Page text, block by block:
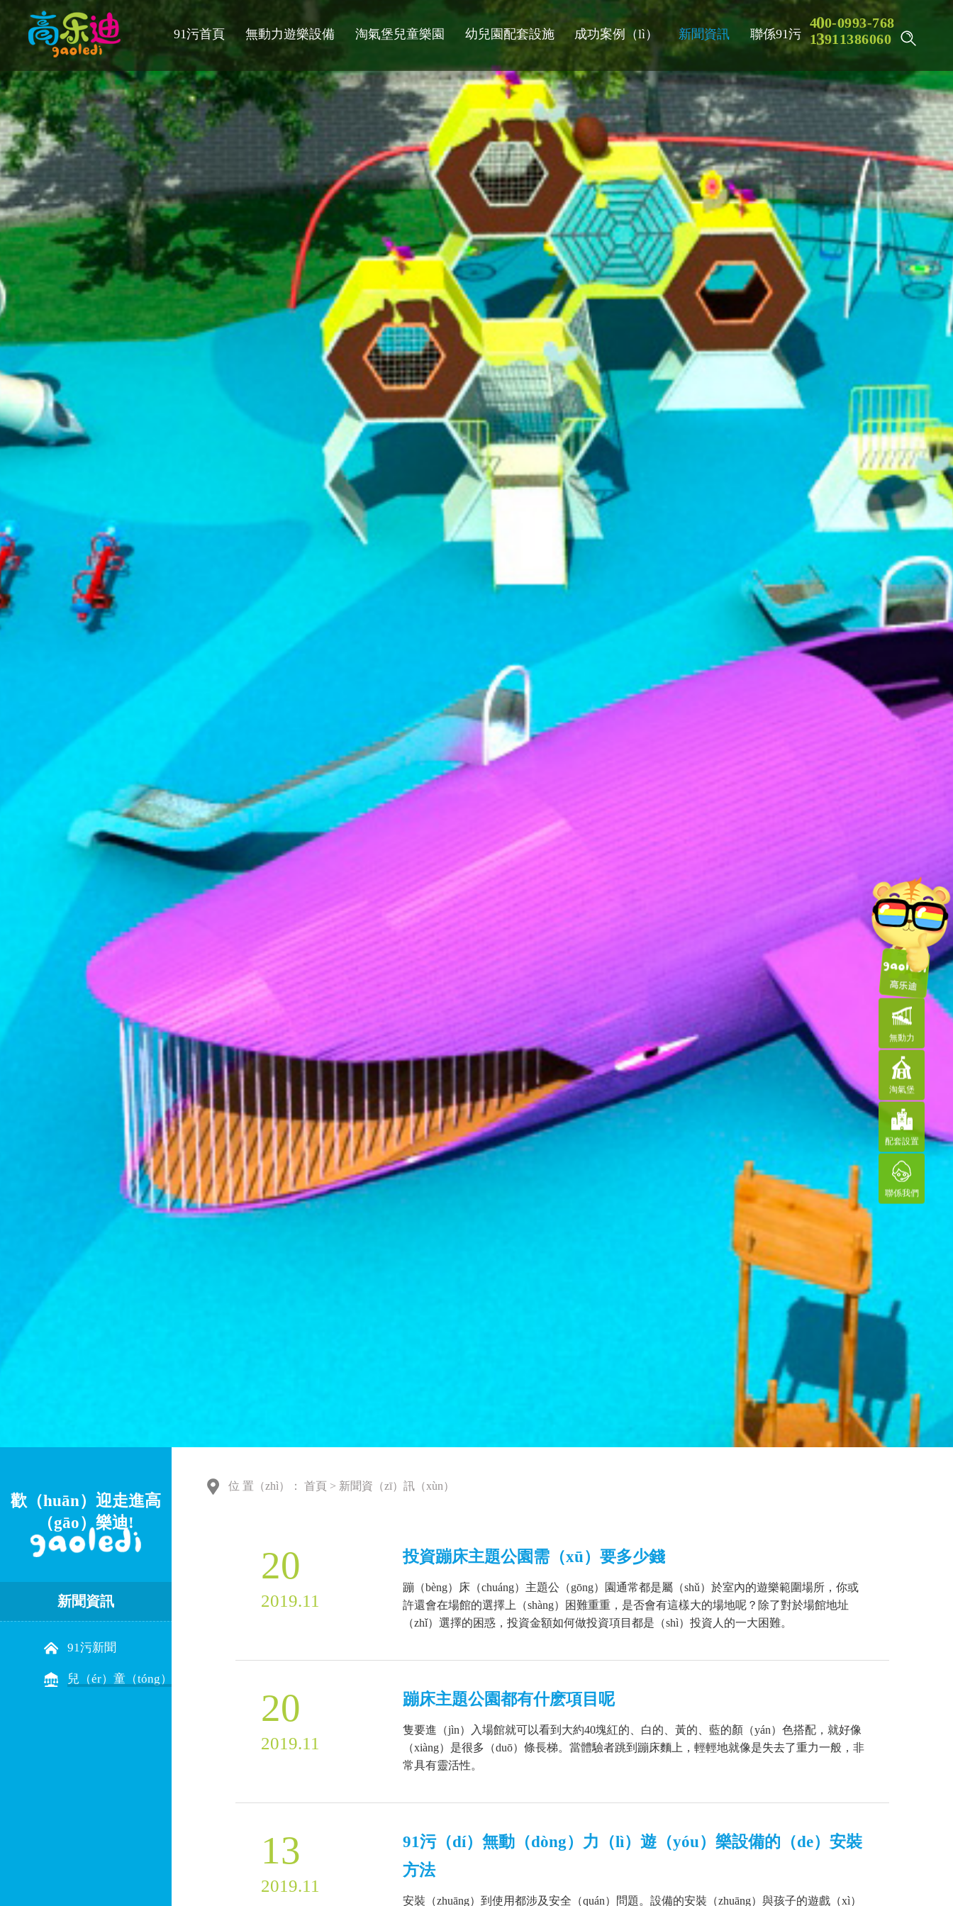
91污首頁 無動力遊樂設備 淘氣堡兒童樂園 幼兒園配套設施 成功案例（lì） 新聞資訊 聯係91污
400-0993-768
1391 1386060
歡（huān）迎走進高
（gāo）樂迪!
新聞資訊
91污新聞
兒（ér）童（tóng）遊樂設備常識
位 置（zhì）： 首頁 > 新聞資（zī）訊（xùn）
20
2019.11
投資蹦床主題公園需（xū）要多少錢
蹦（bèng）床（chuáng）主題公（gōng）園通常都是屬（shǔ）於室內的遊樂範圍場所，你或
許還會在場館的選擇上（shàng）困難重重，是否會有這樣大的場地呢？除了對於場館地址
（zhǐ）選擇的困惑，投資金額如何做投資項目都是（shì）投資人的一大困難。
20
2019.11
蹦床主題公園都有什麽項目呢
隻要進（jìn）入場館就可以看到大約40塊紅的、白的、黃的、藍的顏（yán）色搭配，就好像
（xiàng）是很多（duō）條長梯。當體驗者跳到蹦床麵上，輕輕地就像是失去了重力一般，非
常具有靈活性。
13
2019.11
91污（dí）無動（dòng）力（lì）遊（yóu）樂設備的（de）安裝
方法
安裝（zhuāng）到使用都涉及安全（quán）問題。設備的安裝（zhuāng）與孩子的遊戲（xì）
淘氣堡
配套設置
聯係我們